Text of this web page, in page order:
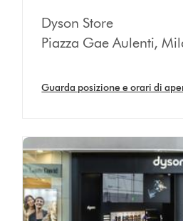
Dyson Store
Piazza Gae Aulenti,
Guarda posizione e orari di